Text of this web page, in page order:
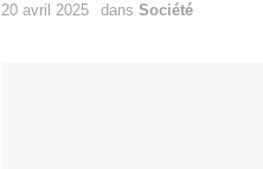
20 avril 2025 dans Société